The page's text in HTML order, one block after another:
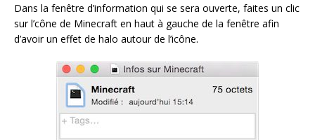
Dans la fenêtre d’information qui se sera ouverte, faites un clic
sur l’cône de Minecraft en haut à gauche de la fenêtre afin
d’avoir un effet de halo autour de l’icône.